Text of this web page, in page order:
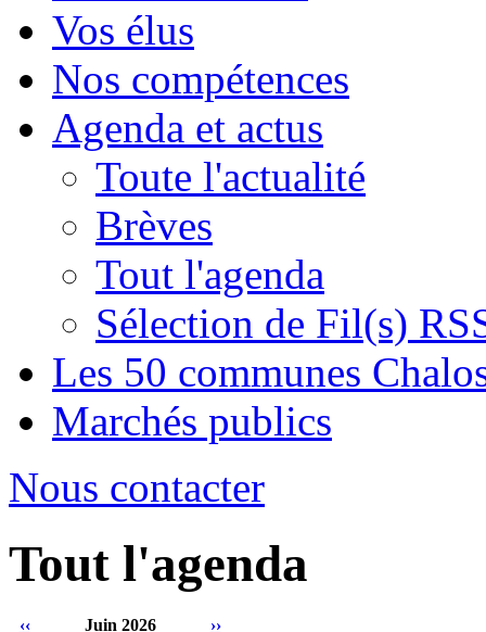
Vos élus
Nos compétences
Agenda et actus
Toute l'actualité
Brèves
Tout l'agenda
Sélection de Fil(s)
Les 50 communes
Marchés publics
Nous contacter
Tout l'agenda
‹‹ Juin 2026
››